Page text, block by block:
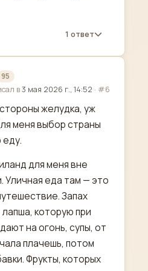
1 ответ
95
в3 мая 2026 г., 14:52 · #6
желудка, уж
меня выбор страны
еду.
для меня вне
Уличная еда там — это
Запах
лапша, которую при
на огонь, супы, от
плачешь, потом
Фрукты, которых